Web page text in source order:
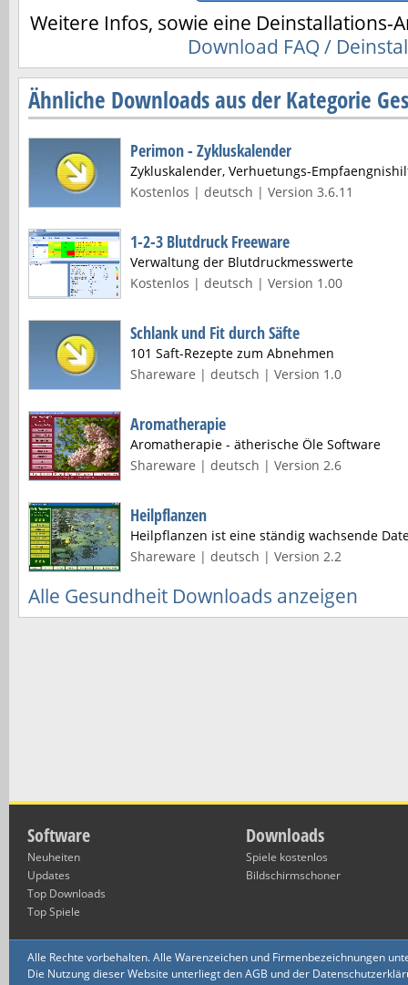
Weitere Infos, sowie eine Deinstallations-
Download FAQ /
Ähnliche Downloads aus der Kategorie
Perimon - Zykluskalender
Zykluskalender, Verhuetungs-
Kostenlos | deutsch | Version 3.6.11
1-2-3 Blutdruck Freeware
Verwaltung der Blutdruckmesswerte
Kostenlos | deutsch | Version 1.00
Schlank und Fit durch Säfte
101 Saft-Rezepte zum Abnehmen
Shareware | deutsch | Version 1.0
Aromatherapie
Aromatherapie - ätherische Öle Software
Shareware | deutsch | Version 2.6
Heilpflanzen
Heilpflanzen ist eine ständig wachsende
Shareware | deutsch | Version 2.2
Alle Gesundheit Downloads anzeigen
Software
Neuheiten
Updates
Top Downloads
Top Spiele
Downloads
Spiele kostenlos
Bildschirmschoner
Alle Rechte vorbehalten. Alle Warenzeichen und Firmenbezeichnungen
Die Nutzung dieser Website unterliegt den AGB und der